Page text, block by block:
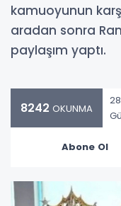
kamuoyunun
aradan sonra
paylaşım yaptı.
8242 OKUNMA
Abone Ol